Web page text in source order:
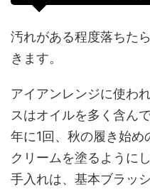
汚れがある程度落ちた
きます。
アイアンレンジに使わ
スはオイルを多く含ん
年に1回、秋の履き始
クリームを塗るように
手入れは、基本ブラッ